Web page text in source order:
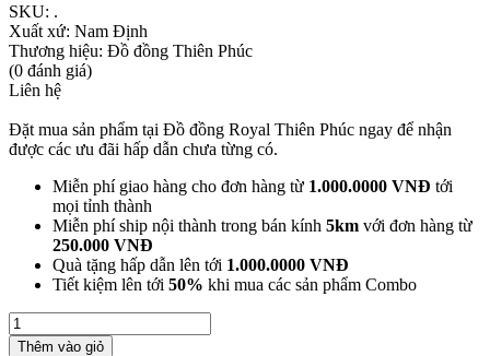
SKU: .
Xuất xứ: Nam Định
Thương hiệu: Đồ đồng Thiên Phúc
(0 đánh giá)
Liên hệ
Đặt mua sản phẩm tại Đồ đồng Royal Thiên Phúc ngay để nhận
được các ưu đãi hấp dẫn chưa từng có.
Miễn phí giao hàng cho đơn hàng từ 1.000.0000 VNĐ tới
mọi tỉnh thành
Miễn phí ship nội thành trong bán kính 5km với đơn hàng từ
250.000 VNĐ
Quà tặng hấp dẫn lên tới 1.000.0000 VNĐ
Tiết kiệm lên tới 50% khi mua các sản phẩm Combo
Thêm vào giỏ